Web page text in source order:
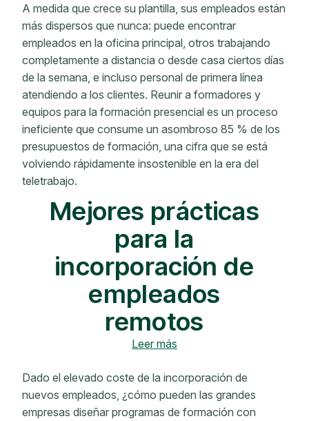
A medida que crece su plantilla, sus empleados están
más dispersos que nunca: puede encontrar
empleados en la oficina principal, otros trabajando
completamente a distancia o desde casa ciertos días
de la semana, e incluso personal de primera línea
atendiendo a los clientes. Reunir a formadores y
equipos para la formación presencial es un proceso
ineficiente que consume un asombroso 85 % de los
presupuestos de formación, una cifra que se está
volviendo rápidamente insostenible en la era del
teletrabajo.
Mejores prácticas
para la
incorporación de
empleados
remotos
Leer más
Dado el elevado coste de la incorporación de
nuevos empleados, ¿cómo pueden las grandes
empresas diseñar programas de formación con